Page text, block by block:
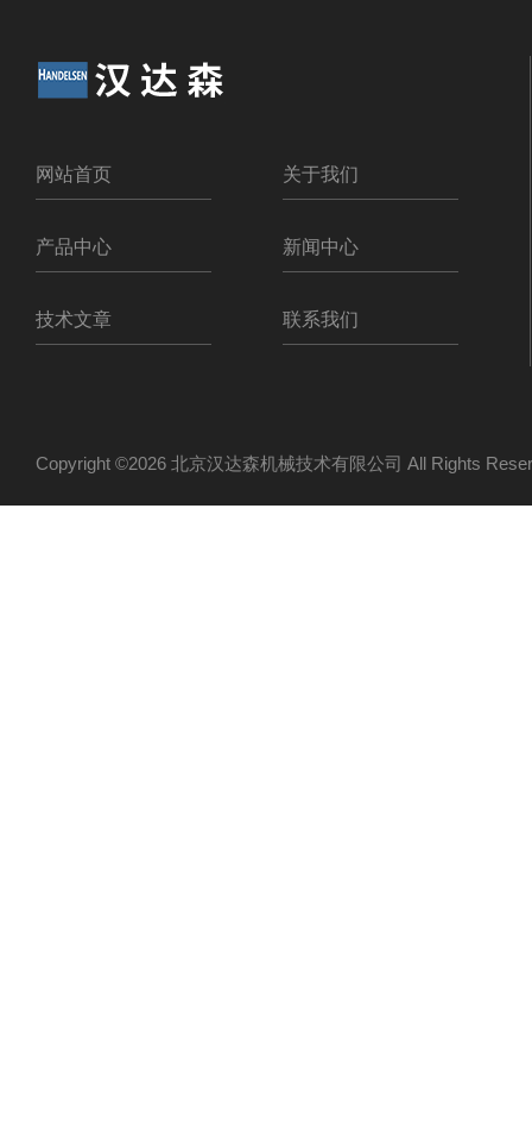
网站首页 关于我们
产品中心 新闻中心
技术文章 联系我们
Copyright ©2026 北京汉达森机械技术有限公司 All Rights